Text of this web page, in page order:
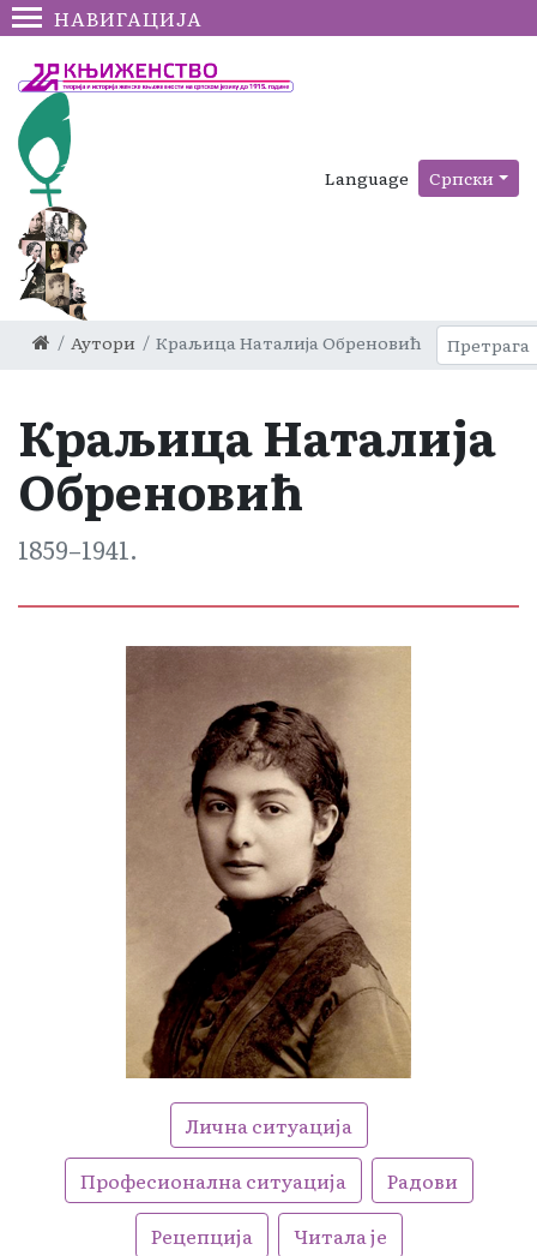
НАВИГАЦИЈА
Language Српски
Аутори Краљица Наталија Обреновић
Краљица Наталија
Обреновић
1859–1941.
Лична ситуација
Професионална ситуација
Радови
Рецепција
Читала је